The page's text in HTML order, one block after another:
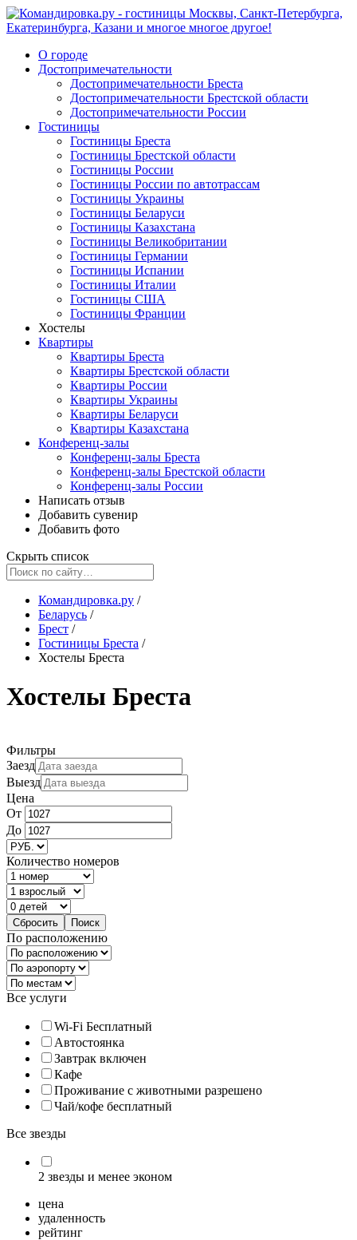
О городе
Достопримечательности
Достопримечательности Бреста
Достопримечательности Брестской области
Достопримечательности России
Гостиницы
Гостиницы Бреста
Гостиницы Брестской области
Гостиницы России
Гостиницы России по автотрассам
Гостиницы Украины
Гостиницы Беларуси
Гостиницы Казахстана
Гостиницы Великобритании
Гостиницы Германии
Гостиницы Испании
Гостиницы Италии
Гостиницы США
Гостиницы Франции
Хостелы
Квартиры
Квартиры Бреста
Квартиры Брестской области
Квартиры России
Квартиры Украины
Квартиры Беларуси
Квартиры Казахстана
Конференц-залы
Конференц-залы Бреста
Конференц-залы Брестской области
Конференц-залы России
Написать отзыв
Добавить сувенир
Добавить фото
Скрыть список
Командировка.ру /
Беларусь /
Брест /
Гостиницы Бреста /
Хостелы Бреста
Хостелы Бреста
Фильтры
Заезд
Выезд
Цена
От
До
Количество номеров
По расположению
Все услуги
Wi-Fi Бесплатный
Автостоянка
Завтрак включен
Кафе
Проживание с животными разрешено
Чай/кофе бесплатный
Все звезды
2 звезды и менее эконом
цена
удаленность
рейтинг